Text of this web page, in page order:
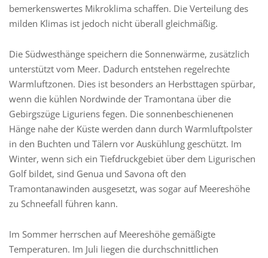
bemerkenswertes Mikroklima schaffen. Die Verteilung des
milden Klimas ist jedoch nicht überall gleichmäßig.
Die Südwesthänge speichern die Sonnenwärme, zusätzlich
unterstützt vom Meer. Dadurch entstehen regelrechte
Warmluftzonen. Dies ist besonders an Herbsttagen spürbar,
wenn die kühlen Nordwinde der Tramontana über die
Gebirgszüge Liguriens fegen. Die sonnenbeschienenen
Hänge nahe der Küste werden dann durch Warmluftpolster
in den Buchten und Tälern vor Auskühlung geschützt. Im
Winter, wenn sich ein Tiefdruckgebiet über dem Ligurischen
Golf bildet, sind Genua und Savona oft den
Tramontanawinden ausgesetzt, was sogar auf Meereshöhe
zu Schneefall führen kann.
Im Sommer herrschen auf Meereshöhe gemäßigte
Temperaturen. Im Juli liegen die durchschnittlichen